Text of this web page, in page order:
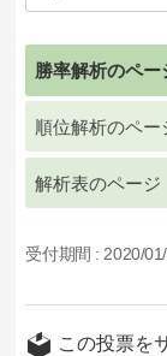
勝率解析のペー
順位解析のペー
解析表のページ
受付期間 : 2020/
この投票を